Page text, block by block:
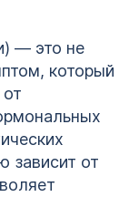
— это не
который
зависит от